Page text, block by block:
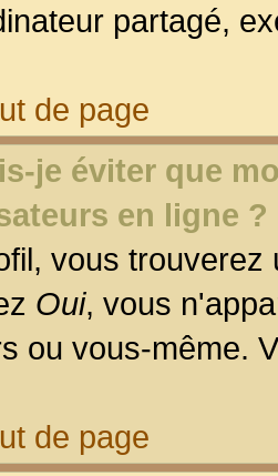
partagé,
de page
je éviter que
en ligne ?
vous
Oui, vous
ou vous-même.
de page